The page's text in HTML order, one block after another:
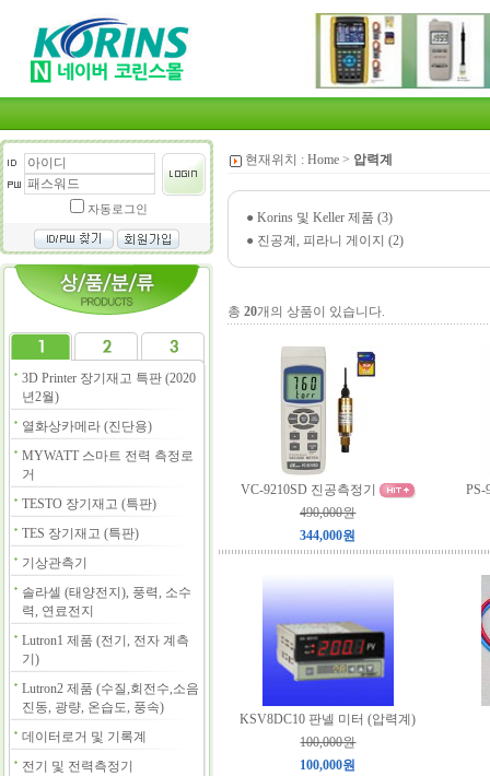
자동로그인
3D Printer 장기재고 특판 (2020
년2월)
열화상카메라 (진단용)
MYWATT 스마트 전력 측정로
거
TESTO 장기재고 (특판)
TES 장기재고 (특판)
기상관측기
솔라셀 (태양전지), 풍력, 소수
력, 연료전지
Lutron1 제품 (전기, 전자 계측
기)
Lutron2 제품 (수질,회전수,소음
진동, 광량, 온습도, 풍속)
데이터로거 및 기록계
전기 및 전력측정기
현재위치 : Home > 압력계
● Korins 및 Keller 제품 (3)
● 진공계, 피라니 게이지 (2)
총 20개의 상품이 있습니다.
VC-9210SD 진공측정기
490,000원
344,000원
PS-
KSV8DC10 판넬 미터 (압력계)
100,000원
100,000원